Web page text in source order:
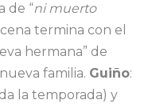
de “ni muerto
termina con el
hermana” de
familia. Guiño:
la temporada) y